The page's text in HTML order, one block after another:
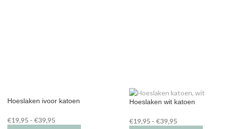
Hoeslaken ivoor katoen
€19,95 - €39,95
Hoeslaken wit katoen
€19,95 - €39,95